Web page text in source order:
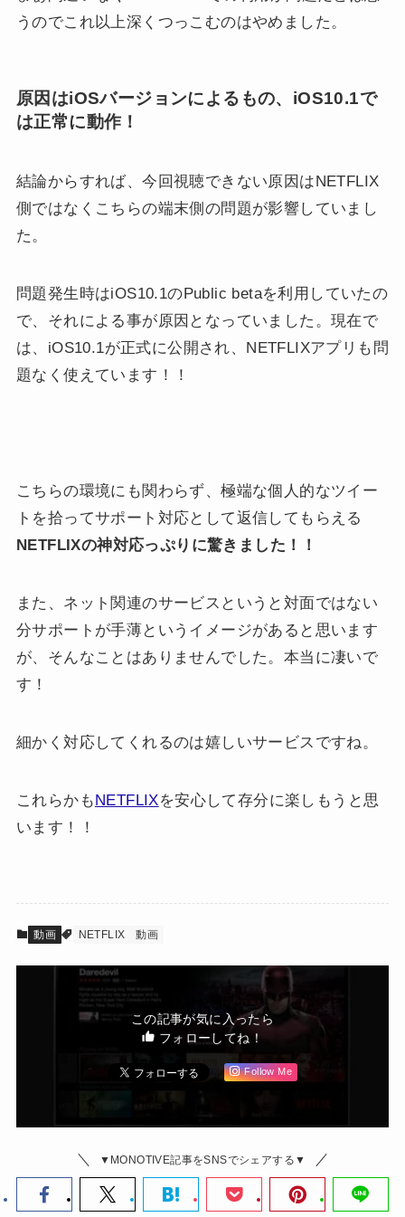
うのでこれ以上深くつっこむのはやめました。
原因はiOSバージョンによるもの、iOS10.1で
は正常に動作！
結論からすれば、今回視聴できない原因はNETFLIX
側ではなくこちらの端末側の問題が影響していまし
た。
問題発生時はiOS10.1のPublic betaを利用していたの
で、それによる事が原因となっていました。現在で
は、iOS10.1が正式に公開され、NETFLIXアプリも問
題なく使えています！！
こちらの環境にも関わらず、極端な個人的なツイー
トを拾ってサポート対応として返信してもらえる
NETFLIXの神対応っぷりに驚きました！！
また、ネット関連のサービスというと対面ではない
分サポートが手薄というイメージがあると思います
が、そんなことはありませんでした。本当に凄いで
す！
細かく対応してくれるのは嬉しいサービスですね。
これらかもNETFLIXを安心して存分に楽しもうと思
います！！
動画 NETFLIX 動画
この記事が気に入ったら
フォローしてね！
Follow Me
▼MONOTIVE記事をSNSでシェアする▼